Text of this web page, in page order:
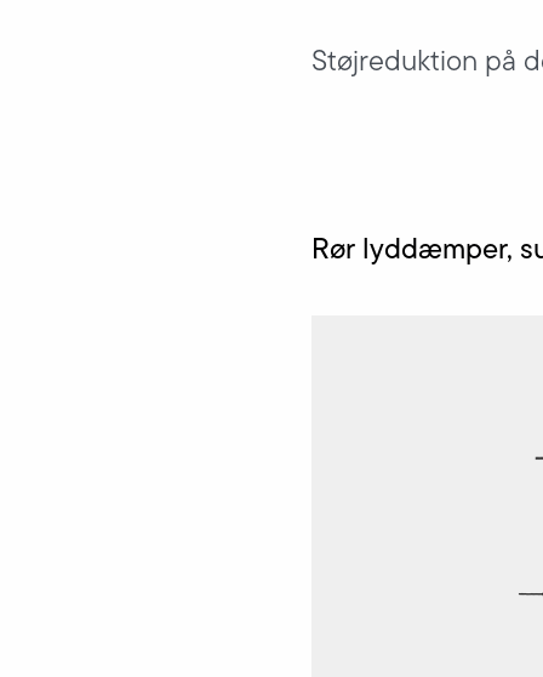
Støjreduktion på
Rør lyddæmper,